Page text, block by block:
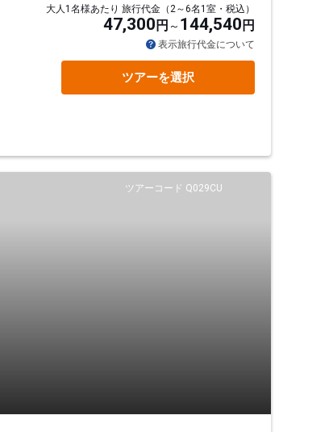
大人1名様あたり 旅行代金（2～6名1室・税込）
47,300 円 144,540 円
表示旅行代金について
ツアーを選択
ツアーコード Q029CU